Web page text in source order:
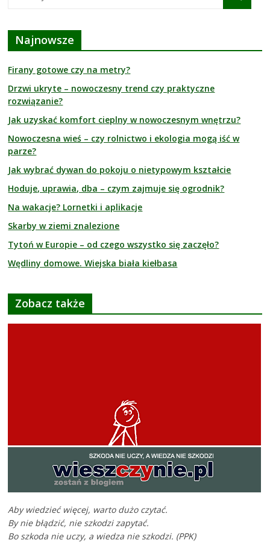
Najnowsze
Firany gotowe czy na metry?
Drzwi ukryte – nowoczesny trend czy praktyczne
rozwiązanie?
Jak uzyskać komfort cieplny w nowoczesnym wnętrzu?
Nowoczesna wieś – czy rolnictwo i ekologia mogą iść w
parze?
Jak wybrać dywan do pokoju o nietypowym kształcie
Hoduje, uprawia, dba – czym zajmuje się ogrodnik?
Na wakacje? Lornetki i aplikacje
Skarby w ziemi znalezione
Tytoń w Europie – od czego wszystko się zaczęło?
Wędliny domowe. Wiejska biała kiełbasa
Zobacz także
Aby wiedzieć więcej, warto dużo czytać.
By nie błądzić, nie szkodzi zapytać.
Bo szkoda nie uczy, a wiedza nie szkodzi. (PPK)